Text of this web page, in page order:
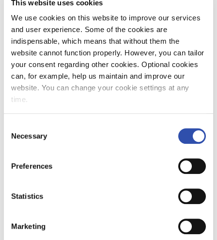
This website uses cookies
We use cookies on this website to improve our services
and user experience. Some of the cookies are
indispensable, which means that without them the
website cannot function properly. However, you can tailor
your consent regarding other cookies. Optional cookies
can, for example, help us maintain and improve our
website. You can change your cookie settings at any
time.
Selection
Necessary
Preferences
Statistics
Marketing
Tavarajunista 95,2 prosenttia liikennöi
aikataulussaan. Tavarajunien myöhästymisraja
on kolmekymmentä minuuttia.
Liikenteessä 1 100
matkustajajunaa
kaukojunavuoroa vuorokaudessa. Lähijunia
kulkee noin 800, joista valtaosa HSL-alueella
360 tavarajunaa joka vuorokausi.
VR on vastuussa junien liikennöinnistä ja
junakaluston kunnosta. Rataverkosta, sen jär-